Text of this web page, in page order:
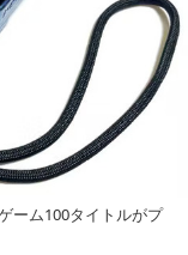
ーム100タイトルがプ